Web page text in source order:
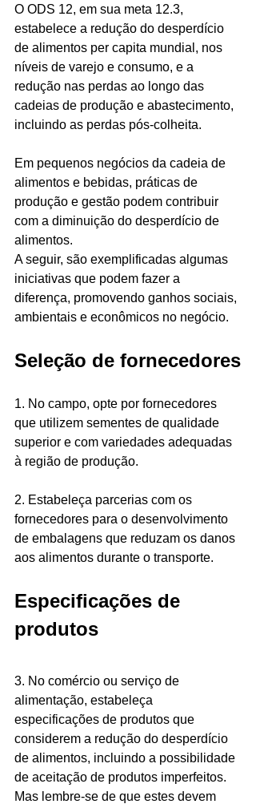
O ODS 12, em sua meta 12.3,
estabelece a redução do desperdício
de alimentos per capita mundial, nos
níveis de varejo e consumo, e a
redução nas perdas ao longo das
cadeias de produção e abastecimento,
incluindo as perdas pós-colheita.
Em pequenos negócios da cadeia de
alimentos e bebidas, práticas de
produção e gestão podem contribuir
com a diminuição do desperdício de
alimentos.
A seguir, são exemplificadas algumas
iniciativas que podem fazer a
diferença, promovendo ganhos sociais,
ambientais e econômicos no negócio.
Seleção de fornecedores
1. No campo, opte por fornecedores
que utilizem sementes de qualidade
superior e com variedades adequadas
à região de produção.
2. Estabeleça parcerias com os
fornecedores para o desenvolvimento
de embalagens que reduzam os danos
aos alimentos durante o transporte.
Especificações de
produtos
3. No comércio ou serviço de
alimentação, estabeleça
especificações de produtos que
considerem a redução do desperdício
de alimentos, incluindo a possibilidade
de aceitação de produtos imperfeitos.
Mas lembre-se de que estes devem